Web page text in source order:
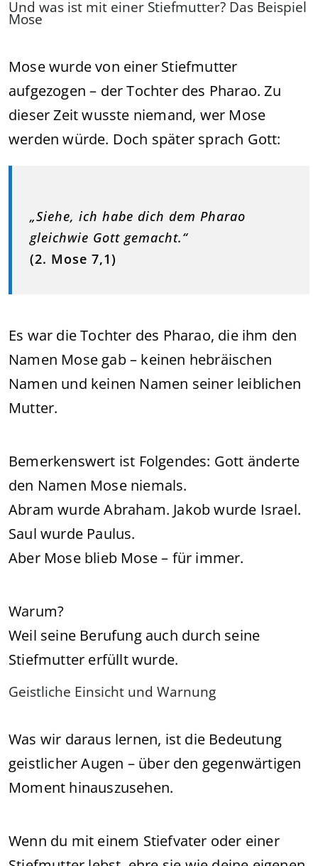
Und was ist mit einer Stiefmutter? Das Beispiel
Mose
Mose wurde von einer Stiefmutter
aufgezogen – der Tochter des Pharao. Zu
dieser Zeit wusste niemand, wer Mose
werden würde. Doch später sprach Gott:
„Siehe, ich habe dich dem Pharao
gleichwie Gott gemacht.“
(2. Mose 7,1)
Es war die Tochter des Pharao, die ihm den
Namen Mose gab – keinen hebräischen
Namen und keinen Namen seiner leiblichen
Mutter.
Bemerkenswert ist Folgendes: Gott änderte
den Namen Mose niemals.
Abram wurde Abraham. Jakob wurde Israel.
Saul wurde Paulus.
Aber Mose blieb Mose – für immer.
Warum?
Weil seine Berufung auch durch seine
Stiefmutter erfüllt wurde.
Geistliche Einsicht und Warnung
Was wir daraus lernen, ist die Bedeutung
geistlicher Augen – über den gegenwärtigen
Moment hinauszusehen.
Wenn du mit einem Stiefvater oder einer